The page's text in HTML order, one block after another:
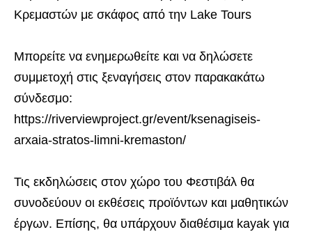
Κρεμαστών με σκάφος από την Lake Tours
Μπορείτε να ενημερωθείτε και να δηλώσετε
συμμετοχή στις ξεναγήσεις στον παρακακάτω
σύνδεσμο:
https://riverviewproject.gr/event/ksenagiseis-
arxaia-stratos-limni-kremaston/
Τις εκδηλώσεις στον χώρο του Φεστιβάλ θα
συνοδεύουν οι εκθέσεις προϊόντων και μαθητικών
έργων. Επίσης, θα υπάρχουν διαθέσιμα kayak για